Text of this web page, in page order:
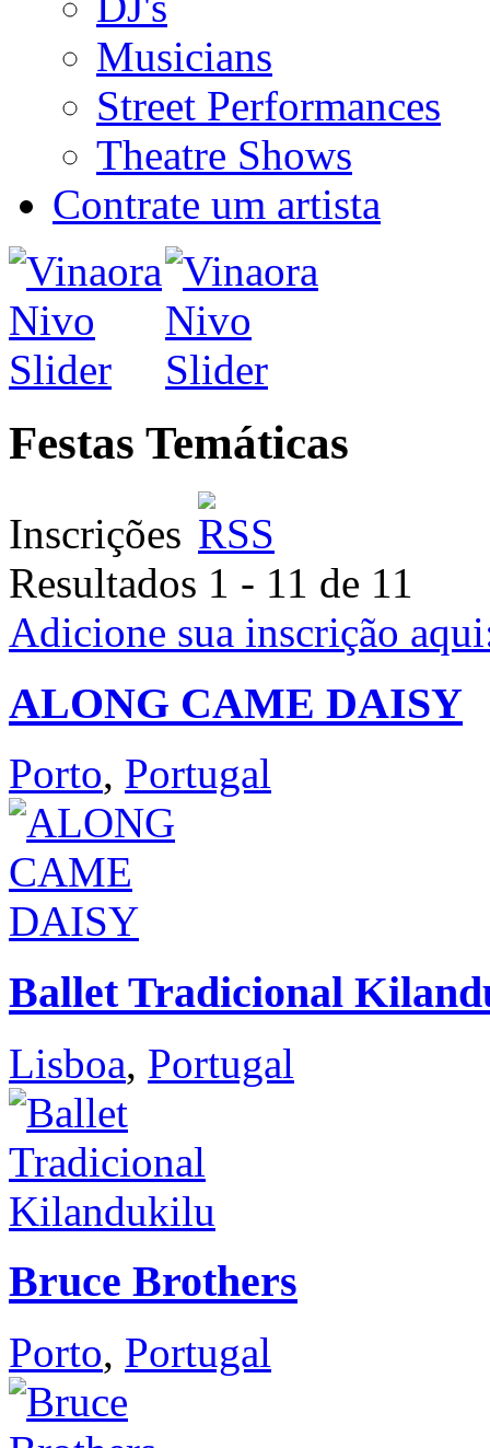
Musicians
Street Performances
Theatre Shows
Contrate um artista
Festas Temáticas
Inscrições
Resultados 1 - 11 de 11
Adicione sua inscrição
ALONG CAME DAISY
Porto, Portugal
Ballet Tradicional
Lisboa, Portugal
Bruce Brothers
Porto, Portugal